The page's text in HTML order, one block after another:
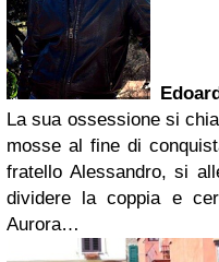
La sua ossessione si
mosse al fine di
fratello Alessandro, si
dividere la coppia e
Aurora…